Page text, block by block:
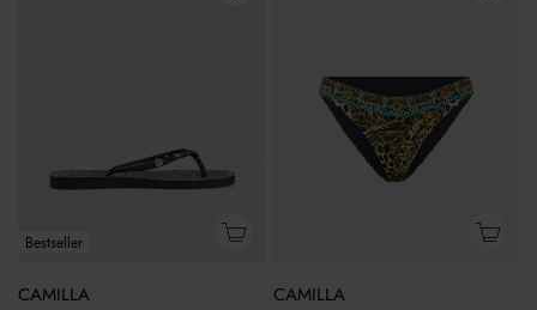
Bestseller
CAMILLA CAMILLA